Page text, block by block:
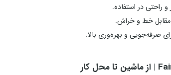
و راحتی در استفاده.
خط و خراش.
صرفه‌جویی و بهره‌وری بالا.